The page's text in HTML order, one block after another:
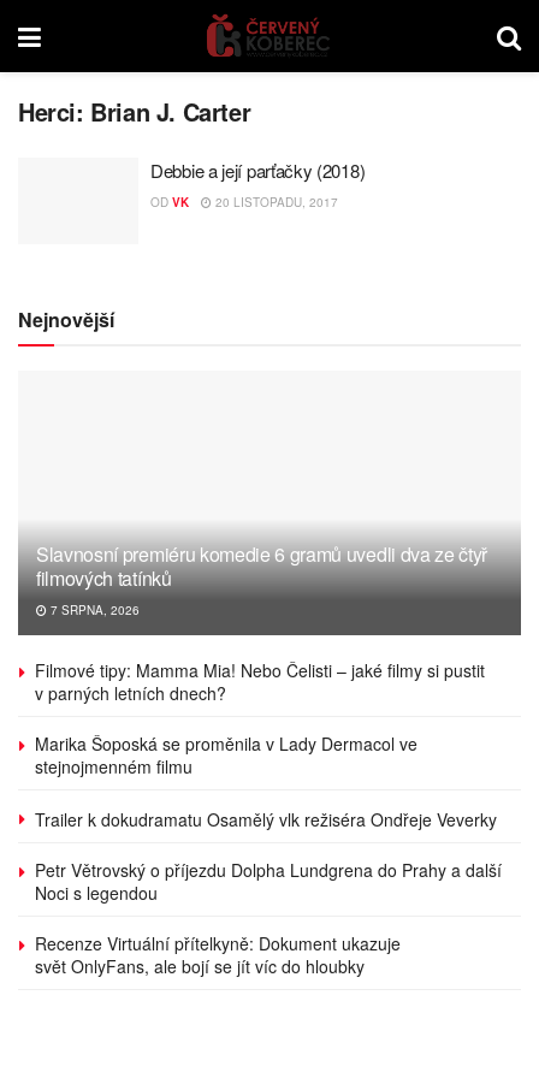
Herci: Brian J. Carter
Debbie a její parťačky (2018)
OD VK 20 LISTOPADU, 2017
Nejnovější
Slavnosní premiéru komedie 6 gramů uvedli dva ze čtyř
filmových tatínků
7 SRPNA, 2026
Filmové tipy: Mamma Mia! Nebo Čelisti – jaké filmy si pustit
v parných letních dnech?
Marika Šoposká se proměnila v Lady Dermacol ve
stejnojmenném filmu
Trailer k dokudramatu Osamělý vlk režiséra Ondřeje Veverky
Petr Větrovský o příjezdu Dolpha Lundgrena do Prahy a další
Noci s legendou
Recenze Virtuální přítelkyně: Dokument ukazuje
svět OnlyFans, ale bojí se jít víc do hloubky